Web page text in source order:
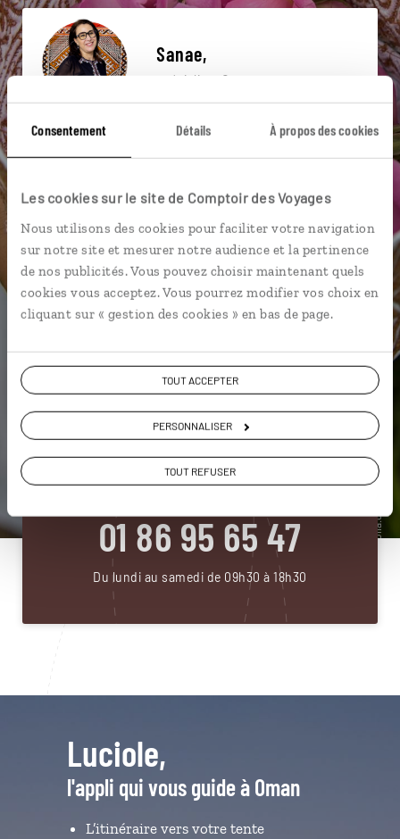
Consentement Détails À propos des cookies
Les cookies sur le site de Comptoir des Voyages
Nous utilisons des cookies pour faciliter votre navigation
sur notre site et mesurer notre audience et la pertinence
de nos publicités. Vous pouvez choisir maintenant quels
cookies vous acceptez. Vous pourrez modifier vos choix en
cliquant sur « gestion des cookies » en bas de page.
TOUT ACCEPTER
PERSONNALISER
TOUT REFUSER
Sanae,
spécialiste Oman
Suivez vos envies et demandez conseils à nos
près de vos envies et de la réalité du pays.
Échangez en face à face ou depuis nos studios
connectés en agence, mais aussi par email ou
téléphone.
Vous gardez le même interlocuteur avant,
DEMANDER UN DEVIS
ou
01 86 95 65 47
Du lundi au samedi de 09h30 à 18h30
Luciole,
l'appli qui vous guide à Oman
L’itinéraire vers votre tente